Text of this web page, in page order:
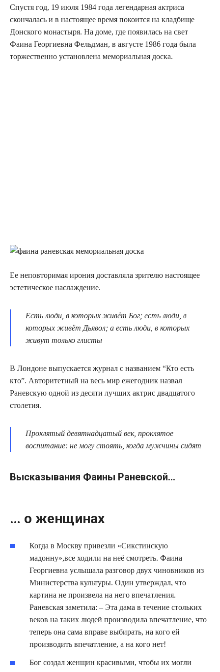
Спустя год, 19 июля 1984 года легендарная актриса
скончалась и в настоящее время покоится на кладбище
Донского монастыря. На доме, где появилась на свет
Фаина Георгиевна Фельдман, в августе 1986 года была
торжественно установлена мемориальная доска.
Ее неповторимая ирония доставляла зрителю настоящее
эстетическое наслаждение.
Есть люди, в которых живёт Бог; есть люди, в
которых живёт Дьявол; а есть люди, в которых
живут только глисты
В Лондоне выпускается журнал с названием “Кто есть
кто”. Авторитетный на весь мир ежегодник назвал
Раневскую одной из десяти лучших актрис двадцатого
столетия.
Проклятый девятнадцатый век, проклятое
воспитание: не могу стоять, когда мужчины сидят
Высказывания Фаины Раневской…
… о женщинах
Когда в Москву привезли «Сикстинскую
мадонну»,все ходили на неё смотреть. Фаина
Георгиевна услышала разговор двух чиновников из
Министерства культуры. Один утверждал, что
картина не произвела на него впечатления.
Раневская заметила: – Эта дама в течение стольких
веков на таких людей производила впечатление, что
теперь она сама вправе выбирать, на кого ей
производить впечатление, а на кого нет!
Бог создал женщин красивыми, чтобы их могли